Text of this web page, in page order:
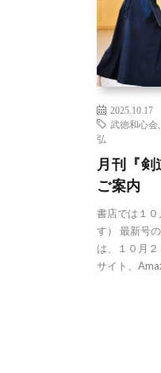
2025.10.17
武徳和心会
弘
月刊『
ご案内
書店では１
す） 最新号
は、１０月
サイト、